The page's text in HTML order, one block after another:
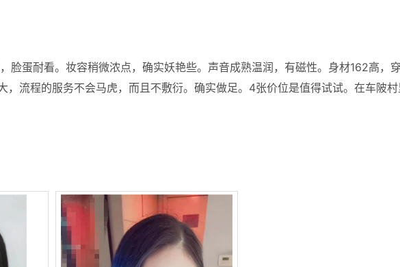
脸蛋耐看。妆容稍微浓点，确实妖艳些。声音成熟温润，有磁性。身材162高，
，流程的服务不会马虎，而且不敷衍。确实做足。4张价位是值得试试。在车陂